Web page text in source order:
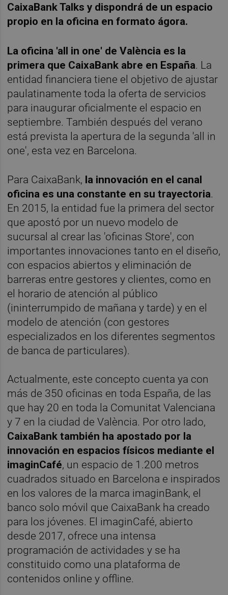
CaixaBank Talks y dispondrá de un espacio
propio en la oficina en formato ágora.
La oficina 'all in one' de València es la
primera que CaixaBank abre en España. La
entidad financiera tiene el objetivo de ajustar
paulatinamente toda la oferta de servicios
para inaugurar oficialmente el espacio en
septiembre. También después del verano
está prevista la apertura de la segunda 'all in
one', esta vez en Barcelona.
Para CaixaBank, la innovación en el canal
oficina es una constante en su trayectoria.
En 2015, la entidad fue la primera del sector
que apostó por un nuevo modelo de
sucursal al crear las 'oficinas Store', con
importantes innovaciones tanto en el diseño,
con espacios abiertos y eliminación de
barreras entre gestores y clientes, como en
el horario de atención al público
(ininterrumpido de mañana y tarde) y en el
modelo de atención (con gestores
especializados en los diferentes segmentos
de banca de particulares).
Actualmente, este concepto cuenta ya con
más de 350 oficinas en toda España, de las
que hay 20 en toda la Comunitat Valenciana
y 7 en la ciudad de València. Por otro lado,
CaixaBank también ha apostado por la
innovación en espacios físicos mediante el
imaginCafé, un espacio de 1.200 metros
cuadrados situado en Barcelona e inspirados
en los valores de la marca imaginBank, el
banco solo móvil que CaixaBank ha creado
para los jóvenes. El imaginCafé, abierto
desde 2017, ofrece una intensa
programación de actividades y se ha
constituido como una plataforma de
contenidos online y offline.